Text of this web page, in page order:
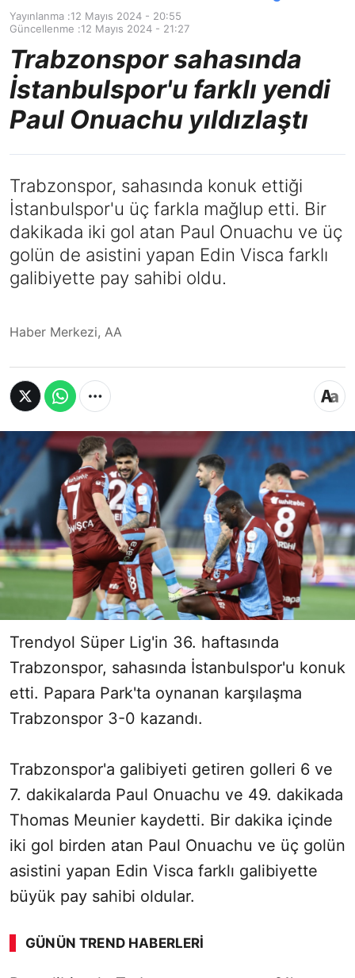
Yayınlanma :12 Mayıs 2024 - 20:55
Güncellenme :12 Mayıs 2024 - 21:27
Trabzonspor sahasında
İstanbulspor'u farklı yendi
Paul Onuachu yıldızlaştı
Trabzonspor, sahasında konuk ettiği
İstanbulspor'u üç farkla mağlup etti. Bir
dakikada iki gol atan Paul Onuachu ve üç
golün de asistini yapan Edin Visca farklı
galibiyette pay sahibi oldu.
Haber Merkezi, AA
Trendyol Süper Lig'in 36. haftasında
Trabzonspor, sahasında İstanbulspor'u konuk
etti. Papara Park'ta oynanan karşılaşma
Trabzonspor 3-0 kazandı.
Trabzonspor'a galibiyeti getiren golleri 6 ve
7. dakikalarda Paul Onuachu ve 49. dakikada
Thomas Meunier kaydetti. Bir dakika içinde
iki gol birden atan Paul Onuachu ve üç golün
asistini yapan Edin Visca farklı galibiyette
büyük pay sahibi oldular.
GÜNÜN TREND HABERLERI
00:02 / 09:08